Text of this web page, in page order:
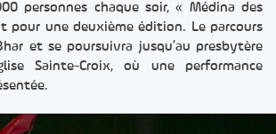
personnes chaque soir, « Médina des
pour une deuxième édition. Le parcours
et se poursuivra jusqu’au presbytère
Sainte-Croix, où une performance